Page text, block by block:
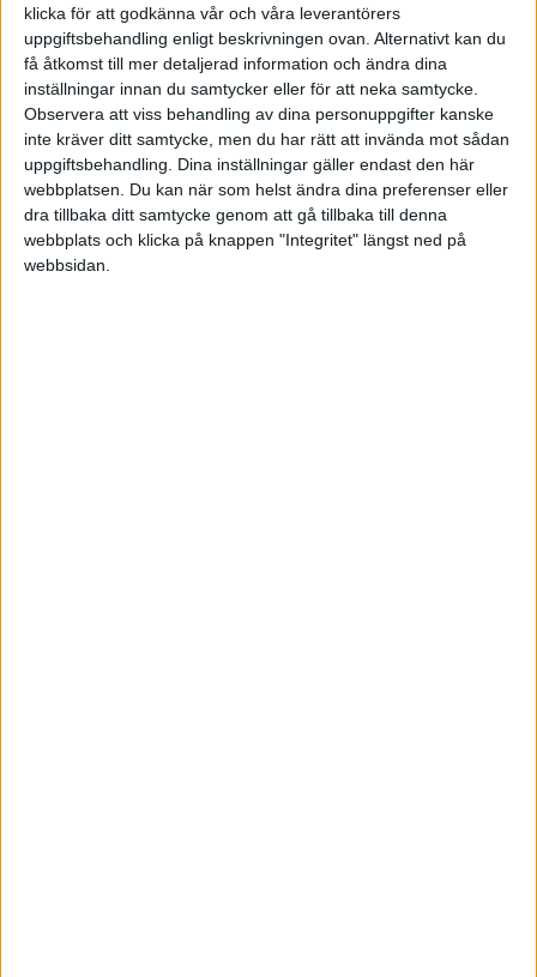
klicka för att godkänna vår och våra leverantörers
uppgiftsbehandling enligt beskrivningen ovan. Alternativt kan du
få åtkomst till mer detaljerad information och ändra dina
inställningar innan du samtycker eller för att neka samtycke.
Observera att viss behandling av dina personuppgifter kanske
inte kräver ditt samtycke, men du har rätt att invända mot sådan
uppgiftsbehandling. Dina inställningar gäller endast den här
webbplatsen. Du kan när som helst ändra dina preferenser eller
dra tillbaka ditt samtycke genom att gå tillbaka till denna
webbplats och klicka på knappen "Integritet" längst ned på
webbsidan.
balans mellan dina aktier, göra analyser av innehaven, uppföljningar
av vad som presterar och varför det inte gör det, byta ut spelare och
ta in nya spelare (aktier). Så ja, det finns många som slår index, men
det gäller att ha en strategi som man förhåller sig till och framförallt
ha TIDEN. För att vara diversifierad så räcker det heller inte att
bara kunna en bransch. För vad händer om nästa krasch just sker i
den sektorn, ja då försvinner väldigt mycket av det sparade
kapitalet.
Kör du fonder och indexfonder i stor grad så har du det i
bakhuvudet, att du i alla fall följer ett index, och då har tidigare